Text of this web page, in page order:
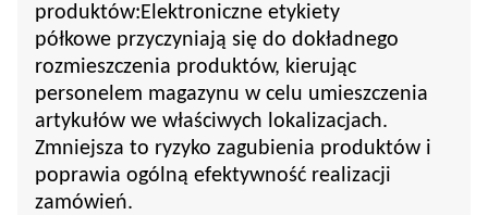
produktów: Elektroniczne etykiety
półkowe przyczyniają się do dokładnego
rozmieszczenia produktów, kierując
personelem magazynu w celu umieszczenia
artykułów we właściwych lokalizacjach.
Zmniejsza to ryzyko zagubienia produktów i
poprawia ogólną efektywność realizacji
zamówień.